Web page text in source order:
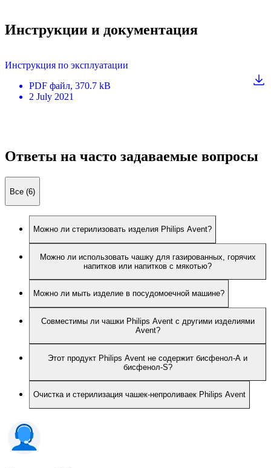
Инструкции и документация
Инструкция по эксплуатации
PDF файл, 370.7 kB
2 July 2021
Ответы на часто задаваемые вопросы
Все (6)
Можно ли стерилизовать изделия Philips Avent?
Можно ли использовать чашку для газированных, горячих
напитков или напитков с мякотью?
Можно ли мыть изделие в посудомоечной машине?
Совместимы ли чашки Philips Avent с другими изделиями
Avent?
Этот продукт Philips Avent не содержит бисфенол-А и
бисфенол-S?
Очистка и стерилизация чашек-непроливаек Philips Avent